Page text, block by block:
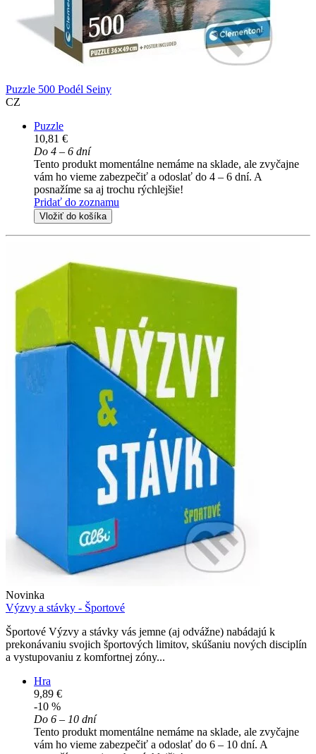
Puzzle 500 Podél Seiny
CZ
Puzzle
10,81 €
Do 4 – 6 dní
Tento produkt momentálne nemáme na sklade, ale zvyčajne
vám ho vieme zabezpečiť a odoslať do 4 – 6 dní. A
posnažíme sa aj trochu rýchlejšie!
Pridať do zoznamu
Vložiť do košíka
Novinka
Výzvy a stávky - Športové
Športové Výzvy a stávky vás jemne (aj odvážne) nabádajú k
prekonávaniu svojich športových limitov, skúšaniu nových disciplín
a vystupovaniu z komfortnej zóny...
Hra
9,89 €
-10 %
Do 6 – 10 dní
Tento produkt momentálne nemáme na sklade, ale zvyčajne
vám ho vieme zabezpečiť a odoslať do 6 – 10 dní. A